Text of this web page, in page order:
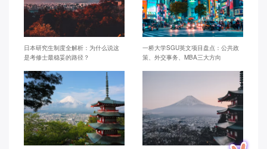
日本研究生制度全解析：为什么说这
是考修士最稳妥的路径？
一桥大学SGU英文项目盘点：公共政
策、外交事务、MBA三大方向